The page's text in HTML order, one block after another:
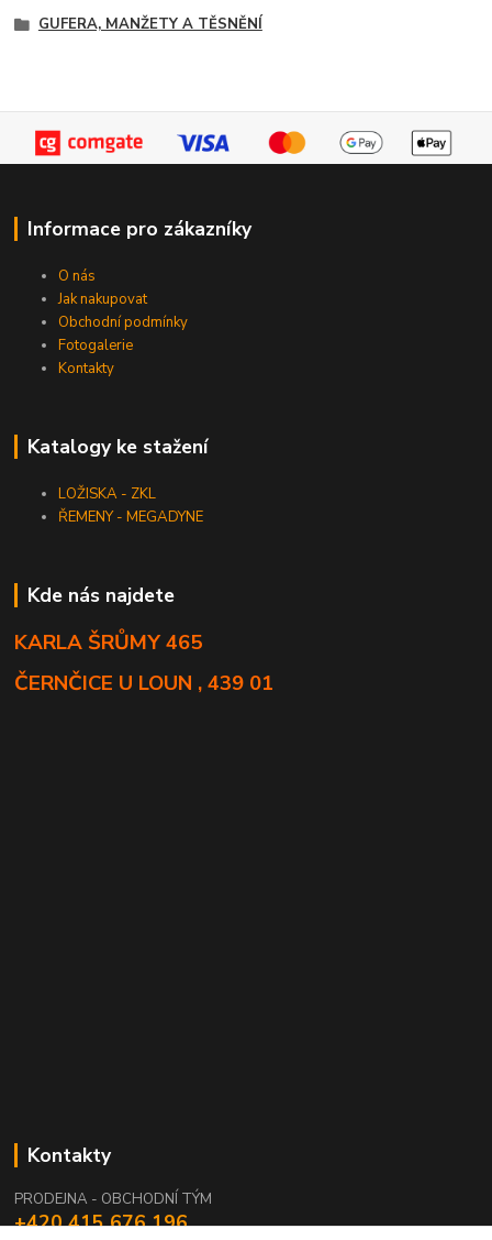
GUFERA, MANŽETY A TĚSNĚNÍ
Informace pro zákazníky
O nás
Jak nakupovat
Obchodní podmínky
Fotogalerie
Kontakty
Katalogy ke stažení
LOŽISKA - ZKL
ŘEMENY - MEGADYNE
Kde nás najdete
KARLA ŠRŮMY 465
ČERNČICE U LOUN , 439 01
Kontakty
PRODEJNA - OBCHODNÍ TÝM
+420 415 676 196